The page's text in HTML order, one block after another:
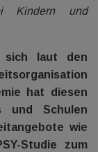
Kindern und
sich laut den
hat diesen
und Schulen
wie
Studie zum